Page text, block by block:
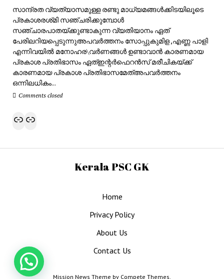
സാന്ദ്രത വ്യത്യാസമുള്ള രണ്ടു മാധ്യമങ്ങൾക്കിടയിലൂടെ
പ്രകാശരശ്‌മി സഞ്ചരിക്കുമ്പോൾ
സഞ്ചാരപാതയ്ക്കുണ്ടാകുന്ന വ്യതിയാനം ഏത്
പേരിലറിയപ്പെടുന്നുഅപവർത്തനം സോപ്പുകുമിള ,എണ്ണ പാളി
എന്നിവയിൽ മനോഹര\വർണങ്ങൾ ഉണ്ടാവാൻ കാരണമായ
പ്രകാശ പ്രതിഭാസം ഏത്ഇന്റർഫെറൻസ് മരീചികയ്ക്ക്
കാരണമായ പ്രകാശ പ്രതിഭാസമേത്അപവർത്തനം
ഒന്നിലധികം...
Comments closed
Link
Kerala PSC GK
Home
Privacy Policy
About Us
Contact Us
Mission News Theme by Compete Themes.